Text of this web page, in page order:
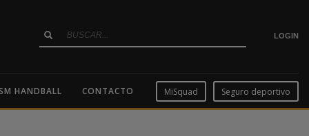
LOGIN
HANDBALL CONTACTO MiSquad Seguro deportivo